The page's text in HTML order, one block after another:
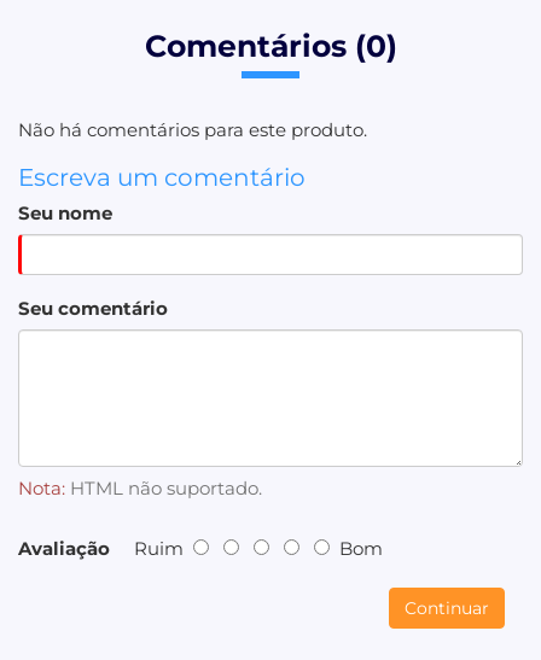
Comentários (0)
Não há comentários para este produto.
Escreva um comentário
Seu nome
Seu comentário
Nota: HTML não suportado.
Avaliação Ruim Bom
Continuar